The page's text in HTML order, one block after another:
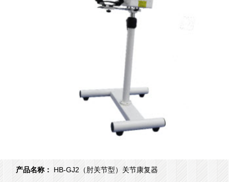
产品名称： HB-GJ2（肘关节型）关节康复器